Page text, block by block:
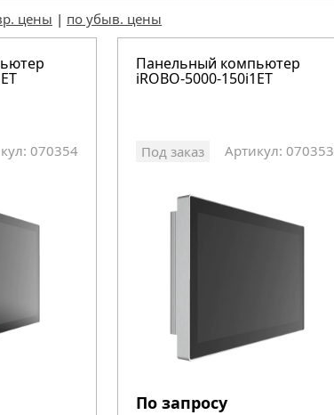
цены | по убыв. цены
070354
Панельный компьютер
iROBO-5000-150i1ET
Под заказ Артикул: 070353
По запросу